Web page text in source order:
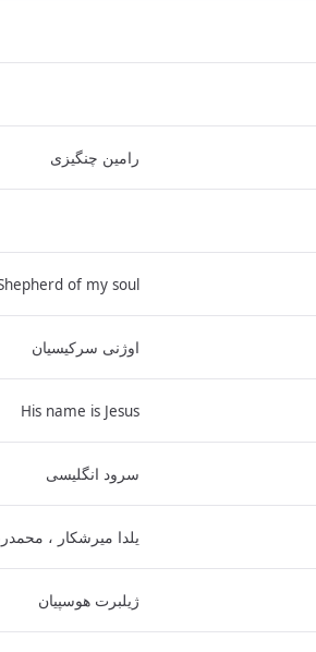
رامین چنگیزی
of my soul
اوژنی سرکیسیان
His name is Jesus
سرود انگلیسی
یلدا میرشکار ،
ژیلبرت هوسپیان